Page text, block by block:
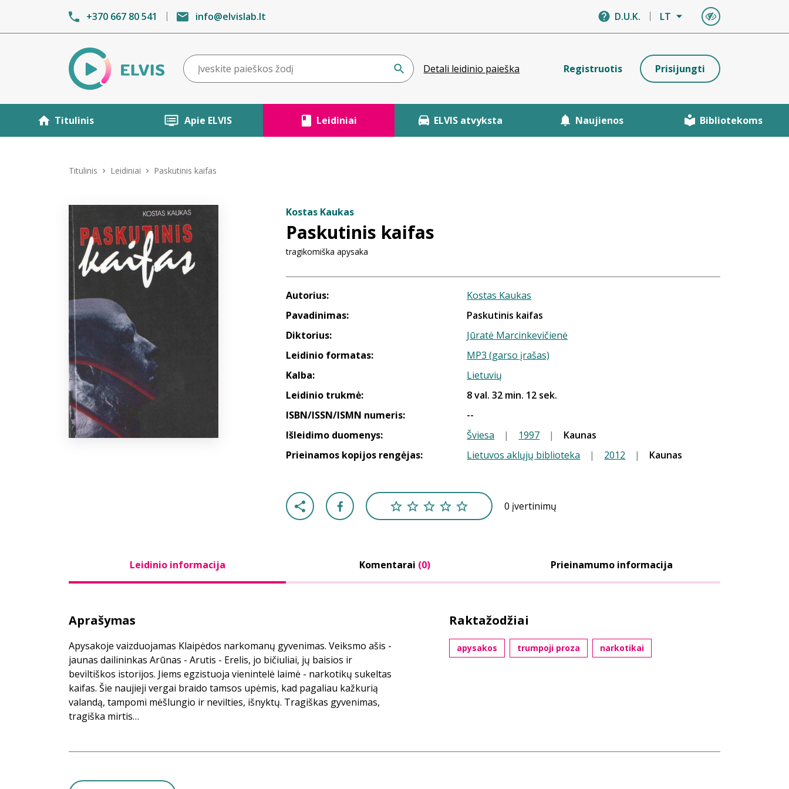
+370 667 80 541 info@elvislab.lt D.U.K. LT
Detali leidinio paieška Registruotis Prisijungti
Titulinis Apie ELVIS Leidiniai ELVIS atvyksta Naujienos Bibliotekoms
Titulinis Leidiniai Paskutinis kaifas
Kostas Kaukas
Paskutinis kaifas
tragikomiška apysaka
Autorius:
Kostas Kaukas
Pavadinimas:
Paskutinis kaifas
Diktorius:
Jūratė Marcinkevičienė
Leidinio formatas:
MP3 (garso įrašas)
Kalba:
Lietuvių
Leidinio trukmė:
8 val. 32 min. 12 sek.
ISBN/ISSN/ISMN numeris:
--
Išleidimo duomenys:
Šviesa | 1997 |
Kaunas
Prieinamos kopijos rengėjas:
Lietuvos aklųjų biblioteka | 2012 | Kaunas
0 įvertinimų
Leidinio informacija Komentarai (0) Prieinamumo informacija
Aprašymas
Apysakoje vaizduojamas Klaipėdos narkomanų gyvenimas. Veiksmo ašis -
jaunas dailininkas Arūnas - Arutis - Erelis, jo bičiuliai, jų baisios ir
beviltiškos istorijos. Jiems egzistuoja vienintelė laimė - narkotikų sukeltas
kaifas. Šie naujieji vergai braido tamsos upėmis, kad pagaliau kažkurią
valandą, tampomi mėšlungio ir nevilties, išnyktų. Tragiškas gyvenimas,
tragiška mirtis…
Raktažodžiai
apysakos trumpoji proza narkotikai